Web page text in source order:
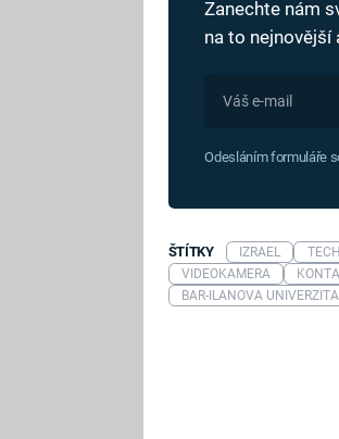
Zanechte nám
na to nejnovější
Odesláním formuláře
ŠTÍTKY IZRAEL
VIDEOKAMERA
BAR-ILANOVA UNIVERZITA